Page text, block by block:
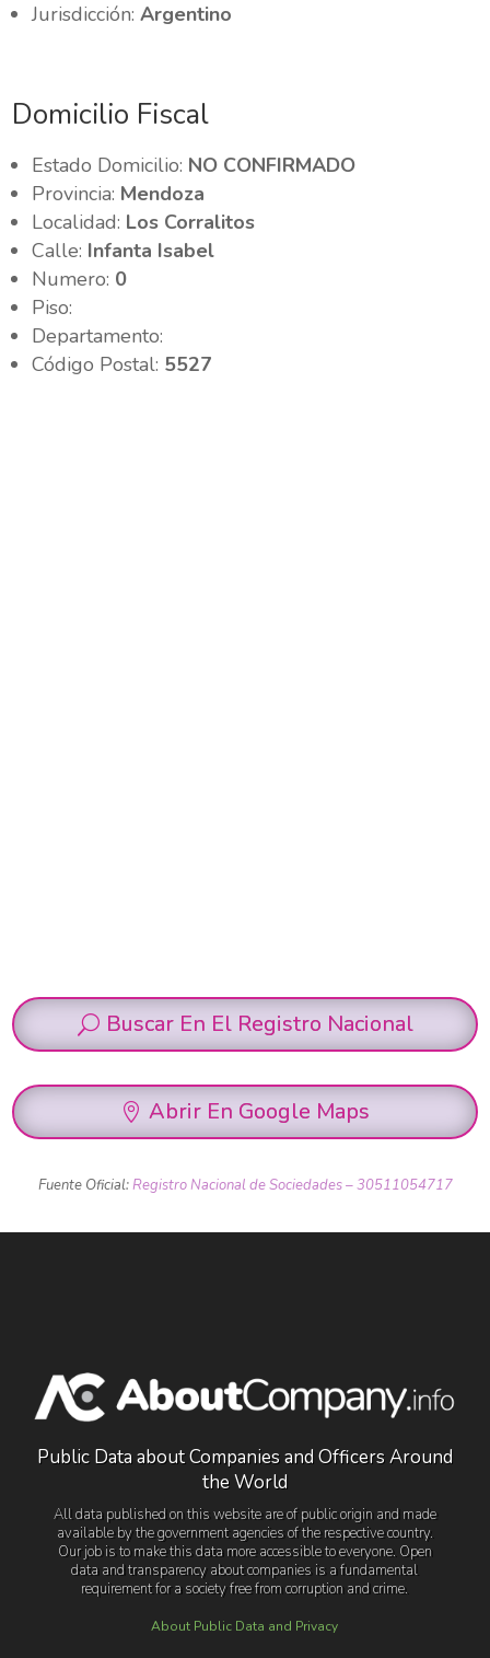
Jurisdicción:Argentino
Domicilio Fiscal
Estado Domicilio: NO CONFIRMADO
Provincia: Mendoza
Localidad: Los Corralitos
Calle: Infanta Isabel
Numero: 0
Piso:
Departamento:
Código Postal: 5527
Buscar En El Registro Nacional
Abrir En Google Maps
Fuente Oficial:Registro Nacional de Sociedades – 30511054717
Public Data about Companies and Officers Around
the World
All data published on this website are of public origin and made
available by the government agencies of the respective country.
Our job is to make this data more accessible to everyone. Open
data and transparency about companies is a fundamental
requirement for a society free from corruption and crime.
About Public Data and Privacy